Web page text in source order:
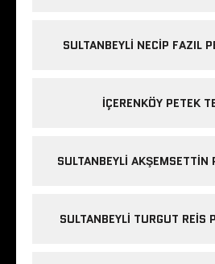
SULTANBEYLI NECIP FAZIL
IÇERENKÖY PETEK
SULTANBEYLI AKŞEMSETTIN
SULTANBEYLI TURGUT REIS